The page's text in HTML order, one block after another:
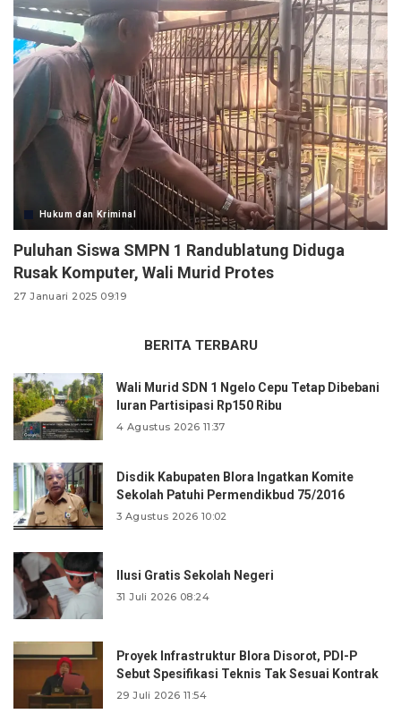
Hukum dan Kriminal
Puluhan Siswa SMPN 1 Randublatung Diduga
Rusak Komputer, Wali Murid Protes
27 Januari 2025 09:19
BERITA TERBARU
Wali Murid SDN 1 Ngelo Cepu Tetap Dibebani
Iuran Partisipasi Rp150 Ribu
4 Agustus 2026 11:37
Disdik Kabupaten Blora Ingatkan Komite
Sekolah Patuhi Permendikbud 75/2016
3 Agustus 2026 10:02
Ilusi Gratis Sekolah Negeri
31 Juli 2026 08:24
Proyek Infrastruktur Blora Disorot, PDI-P
Sebut Spesifikasi Teknis Tak Sesuai Kontrak
29 Juli 2026 11:54